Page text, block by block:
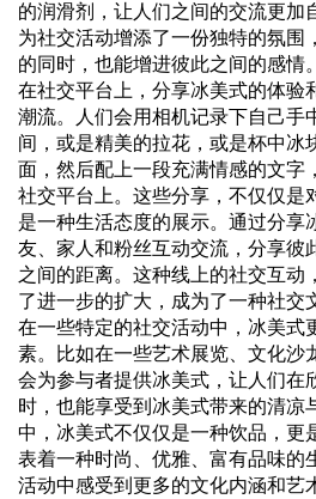
的润滑剂，让人们之间的交流更加
为社交活动增添了一份独特的氛围
的同时，也能增进彼此之间的感情。
在社交平台上，分享冰美式的体验
潮流。人们会用相机记录下自己手
间，或是精美的拉花，或是杯中冰
面，然后配上一段充满情感的文字
社交平台上。这些分享，不仅仅是
是一种生活态度的展示。通过分享
友、家人和粉丝互动交流，分享彼
之间的距离。这种线上的社交互动
了进一步的扩大，成为了一种社交
在一些特定的社交活动中，冰美式
素。比如在一些艺术展览、文化沙
会为参与者提供冰美式，让人们在
时，也能享受到冰美式带来的清凉
中，冰美式不仅仅是一种饮品，更
表着一种时尚、优雅、富有品味的
活动中感受到更多的文化内涵和艺